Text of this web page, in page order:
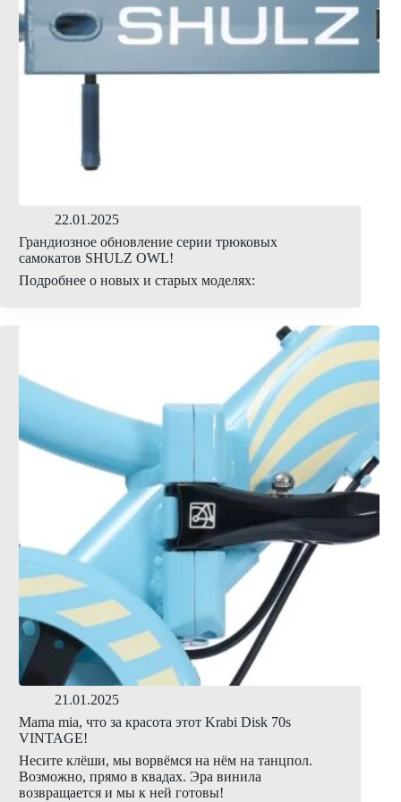
22.01.2025
Грандиозное обновление серии трюковых
самокатов SHULZ OWL!
Подробнее о новых и старых моделях:
21.01.2025
Mama mia, что за красота этот Krabi Disk 70s
VINTAGE!
Несите клёши, мы ворвёмся на нём на танцпол.
Возможно, прямо в квадах. Эра винила
возвращается и мы к ней готовы!